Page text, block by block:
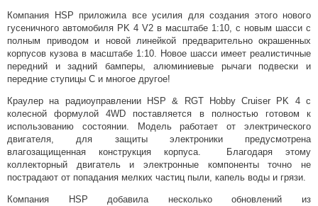
Компания HSP приложила все усилия для создания этого нового
гусеничного автомобиля PK 4 V2 в масштабе 1:10, с новым шасси с
полным приводом и новой линейкой предварительно окрашенных
корпусов кузова в масштабе 1:10. Новое шасси имеет реалистичные
передний и задний бамперы, алюминиевые рычаги подвески и
передние ступицы С и многое другое!
Краулер на радиоуправлении HSP & RGT Hobby Cruiser PK 4 с
колесной формулой 4WD поставляется в полностью готовом к
использованию состоянии. Модель работает от электрического
двигателя, для защиты электроники предусмотрена
влагозащищенная конструкция корпуса. Благодаря этому
коллекторный двигатель и электронные компоненты точно не
пострадают от попадания мелких частиц пыли, капель воды и грязи.
Компания HSP добавила несколько обновлений из